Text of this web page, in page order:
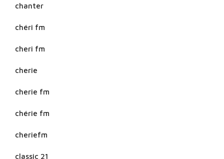
chanter
chéri fm
cheri fm
cherie
cherie fm
chérie fm
cheriefm
classic 21